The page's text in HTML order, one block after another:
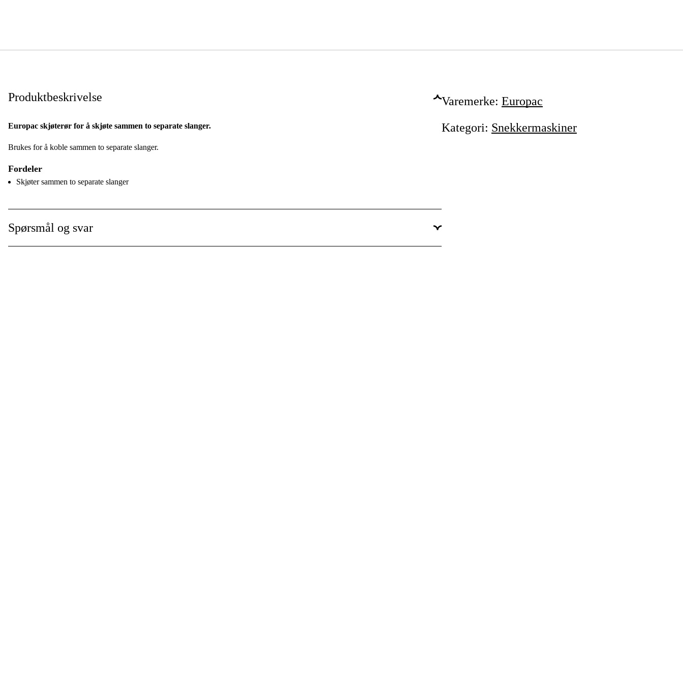
Produktbeskrivelse
Europac skjøterør for å skjøte sammen to separate slanger.
Brukes for å koble sammen to separate slanger.
Fordeler
Skjøter sammen to separate slanger
Spørsmål og svar
Varemerke: Europac
Kategori: Snekkermaskiner